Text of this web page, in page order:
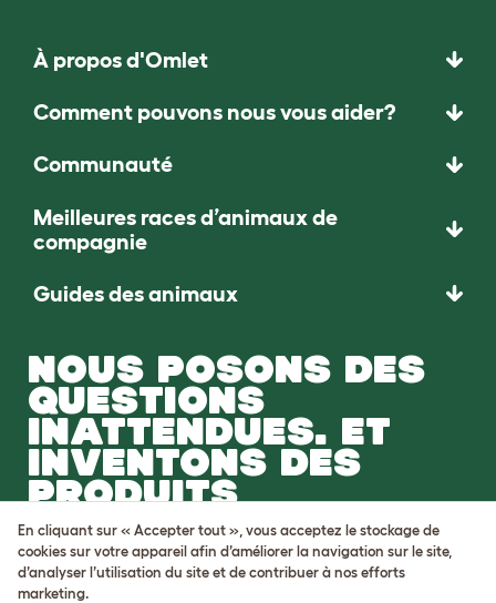
À propos d'Omlet
Comment pouvons nous vous aider?
Communauté
Meilleures races d’animaux de
compagnie
Guides des animaux
NOUS POSONS DES
QUESTIONS
INATTENDUES. ET
INVENTONS DES
PRODUITS
REMARQUABLES.
Venez nous rejoindre
En cliquant sur « Accepter tout », vous acceptez le stockage de
cookies sur votre appareil afin d’améliorer la navigation sur le site,
d’analyser l’utilisation du site et de contribuer à nos efforts
marketing.